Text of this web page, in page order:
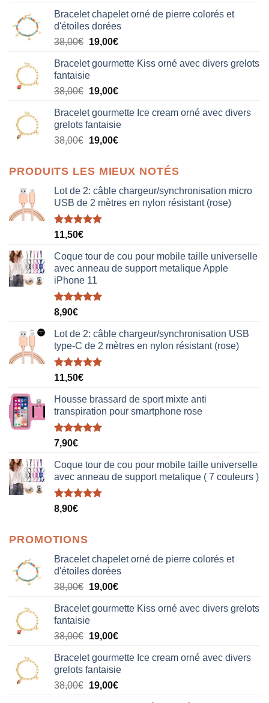
Bracelet chapelet orné de pierre colorés et
d'étoiles dorées
38,00€ Le
initial
était :
38,00€.
19,00€Le
actuel
19,00€.
Bracelet gourmette Kiss orné avec divers grelots
fantaisie
38,00€ Le
initial
était :
38,00€.
19,00€Le
actuel
est :
19,00€.
Bracelet gourmette Ice cream orné avec divers
grelots fantaisie
38,00€ Le
était :
38,00€.
19,00€Le
est :
19,00€.
PRODUITS LES MIEUX NOTÉS
Lot de 2: câble chargeur/synchronisation micro
USB de 2 mètres en nylon résistant (rose)
Note5.00
11,50€
Coque tour de cou pour mobile taille universelle
avec anneau de support metalique Apple
iPhone 11
Note5.00
8,90€
Lot de 2: câble chargeur/synchronisation USB
type-C de 2 mètres en nylon résistant (rose)
Note5.00
11,50€
Housse brassard de sport mixte anti
transpiration pour smartphone rose
Note5.00
7,90€
Coque tour de cou pour mobile taille universelle
avec anneau de support metalique ( 7 couleurs )
Note5.00
8,90€
PROMOTIONS
Bracelet chapelet orné de pierre colorés et
d'étoiles dorées
38,00€ Le
initial
était :
38,00€.
19,00€Le
actuel
19,00€.
Bracelet gourmette Kiss orné avec divers grelots
fantaisie
38,00€ Le
initial
était :
38,00€.
19,00€Le
actuel
est :
19,00€.
Bracelet gourmette Ice cream orné avec divers
grelots fantaisie
38,00€ Le
19,00€Le